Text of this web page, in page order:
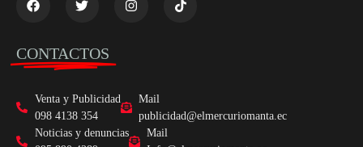
CONTACTOS
Venta y Publicidad
098 4138 354
Mail
publicidad@elmercuriomanta.ec
Noticias y denuncias
Mail